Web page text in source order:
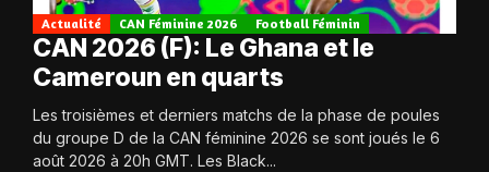
Actualité CAN Féminine 2026 Football Féminin
CAN 2026 (F): Le Ghana et le
Cameroun en quarts
Les troisièmes et derniers matchs de la phase de poules
du groupe D de la CAN féminine 2026 se sont joués le 6
août 2026 à 20h GMT. Les Black...